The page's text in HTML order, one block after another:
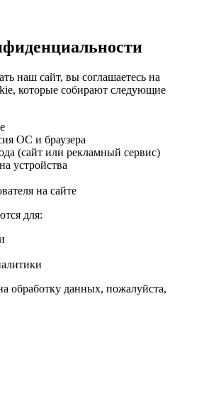
наш сайт, вы соглашаетесь на
которые собирают следующие
ОС и браузера
(сайт или рекламный сервис)
устройства
на сайте
для:
обработку данных, пожалуйста,